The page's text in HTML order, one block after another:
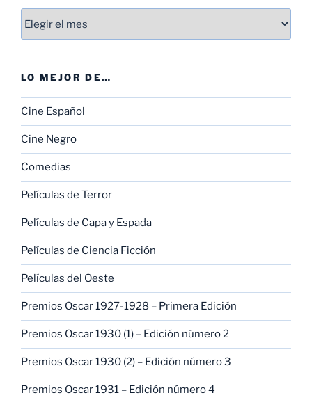
LO MEJOR DE…
Cine Español
Cine Negro
Comedias
Películas de Terror
Películas de Capa y Espada
Películas de Ciencia Ficción
Películas del Oeste
Premios Oscar 1927-1928 – Primera Edición
Premios Oscar 1930 (1) – Edición número 2
Premios Oscar 1930 (2) – Edición número 3
Premios Oscar 1931 – Edición número 4